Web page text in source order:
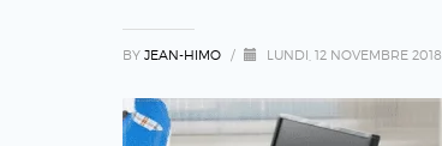
BY JEAN-HIMO / LUNDI, 12 NOVEMBRE 2018